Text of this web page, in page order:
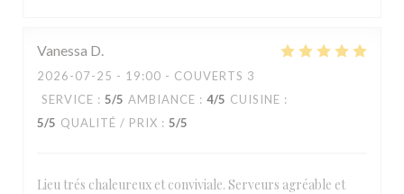
Vanessa D
2026-07-25 - 19:00 - COUVERTS 3
SERVICE : 5/5 AMBIANCE : 4/5 CUISINE :
5/5 QUALITÉ / PRIX : 5/5
Lieu trés chaleureux et conviviale. Serveurs agréable et